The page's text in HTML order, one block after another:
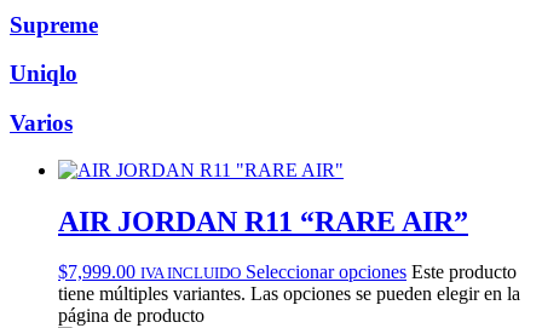
Supreme
Uniqlo
Varios
AIR JORDAN R11 “RARE AIR”
$7,999.00 IVA INCLUIDO Seleccionar opciones Este producto
tiene múltiples variantes. Las opciones se pueden elegir en la
página de producto